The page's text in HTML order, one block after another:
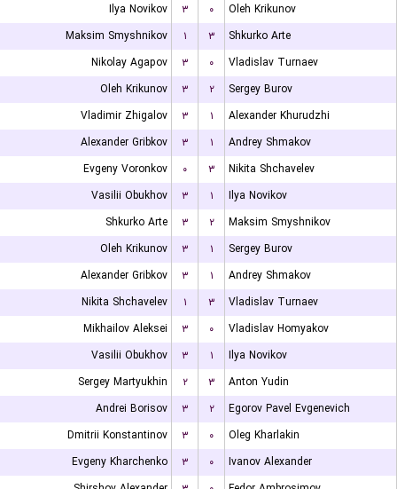
Ilya Novikov
۳ ۰
Oleh Krikunov
Maksim Smyshnikov
۱ ۳
Shkurko Arte
Nikolay Agapov
۳ ۰
Vladislav Turnaev
Oleh Krikunov
۳ ۲
Sergey Burov
Vladimir Zhigalov
۳ ۱
Alexander Khurudzhi
Alexander Gribkov
۳ ۱
Andrey Shmakov
Evgeny Voronkov
۰ ۳
Nikita Shchavelev
Vasilii Obukhov
۳ ۱
Ilya Novikov
Shkurko Arte
۳ ۲
Maksim Smyshnikov
Oleh Krikunov
۳ ۱
Sergey Burov
Alexander Gribkov
۳ ۱
Andrey Shmakov
Nikita Shchavelev
۱ ۳
Vladislav Turnaev
Mikhailov Aleksei
۳ ۰
Vladislav Homyakov
Vasilii Obukhov
۳ ۱
Ilya Novikov
Sergey Martyukhin
۲ ۳
Anton Yudin
Andrei Borisov
۳ ۲
Egorov Pavel Evgenevich
Dmitrii Konstantinov
۳ ۰
Oleg Kharlakin
Evgeny Kharchenko
۳ ۰
Ivanov Alexander